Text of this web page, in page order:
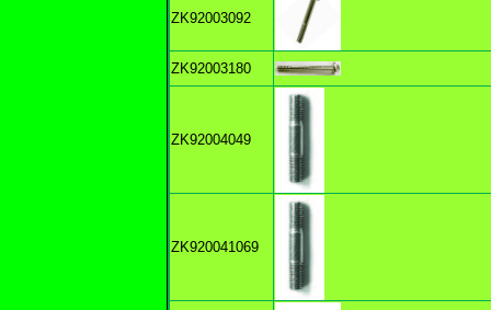
ZK92003092
ZK92003180
ZK92004049
ZK920041069